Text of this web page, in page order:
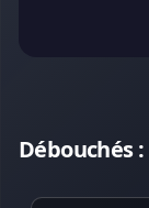
Débouchés